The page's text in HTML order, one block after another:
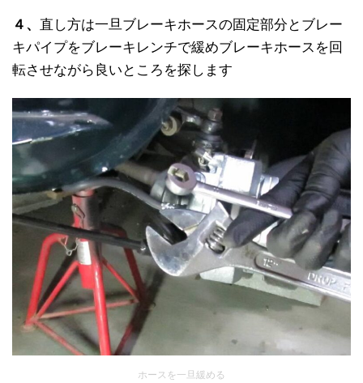
４、 直し方は一旦ブレーキホースの固定部分とブレー
キパイプをブレーキレンチで緩めブレーキホースを回
転させながら良いところを探します
ホースを一旦緩める